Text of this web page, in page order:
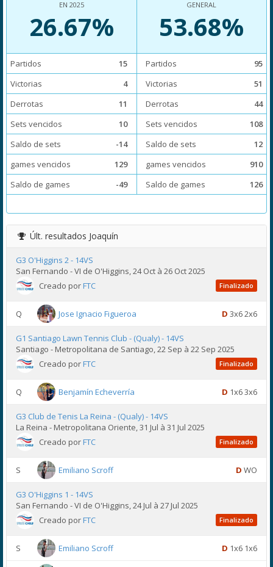
EN 2025
26.67%
Partidos
15
Victorias
4
Derrotas
11
Sets vencidos
10
Saldo de sets
-14
games vencidos
129
Saldo de games
-49
GENERAL
53.68%
Partidos
95
Victorias
51
Derrotas
44
Sets vencidos
108
Saldo de sets
12
games vencidos
910
Saldo de games
126
Últ. resultados Joaquín
G3 O'Higgins 2 - 14VS
San Fernando - VI de O'Higgins, 24 Oct à 26 Oct 2025
Creado porFTC Finalizado
Q Jose Ignacio Figueroa D 3x6 2x6
G1 Santiago Lawn Tennis Club - (Qualy) - 14VS
Santiago - Metropolitana de Santiago, 22 Sep à 22 Sep 2025
Creado porFTC Finalizado
Q Benjamín Echeverría D 1x6 3x6
G3 Club de Tenis La Reina - (Qualy) - 14VS
La Reina - Metropolitana Oriente, 31 Jul à 31 Jul 2025
Creado porFTC Finalizado
S Emiliano Scroff D WO
G3 O'Higgins 1 - 14VS
San Fernando - VI de O'Higgins, 24 Jul à 27 Jul 2025
Creado porFTC Finalizado
S Emiliano Scroff D 1x6 1x6